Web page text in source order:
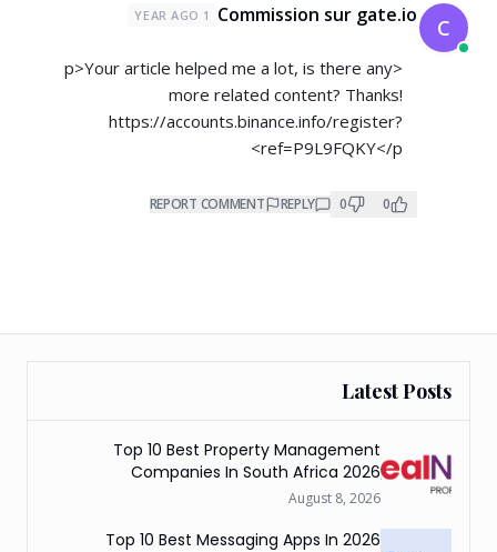
C
Commission sur gate.io
1 YEAR AGO
<p>Your article helped me a lot, is there any
more related content? Thanks!
https://accounts.binance.info/register?
ref=P9L9FQKY</p>
0
0
REPLY
REPORT COMMENT
Latest Posts
Top 10 Best Property Management
Companies In South Africa 2026
August 8, 2026
Top 10 Best Messaging Apps In 2026